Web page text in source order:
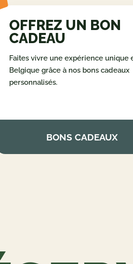
OFFREZ UN BON
CADEAU
personnalisés.